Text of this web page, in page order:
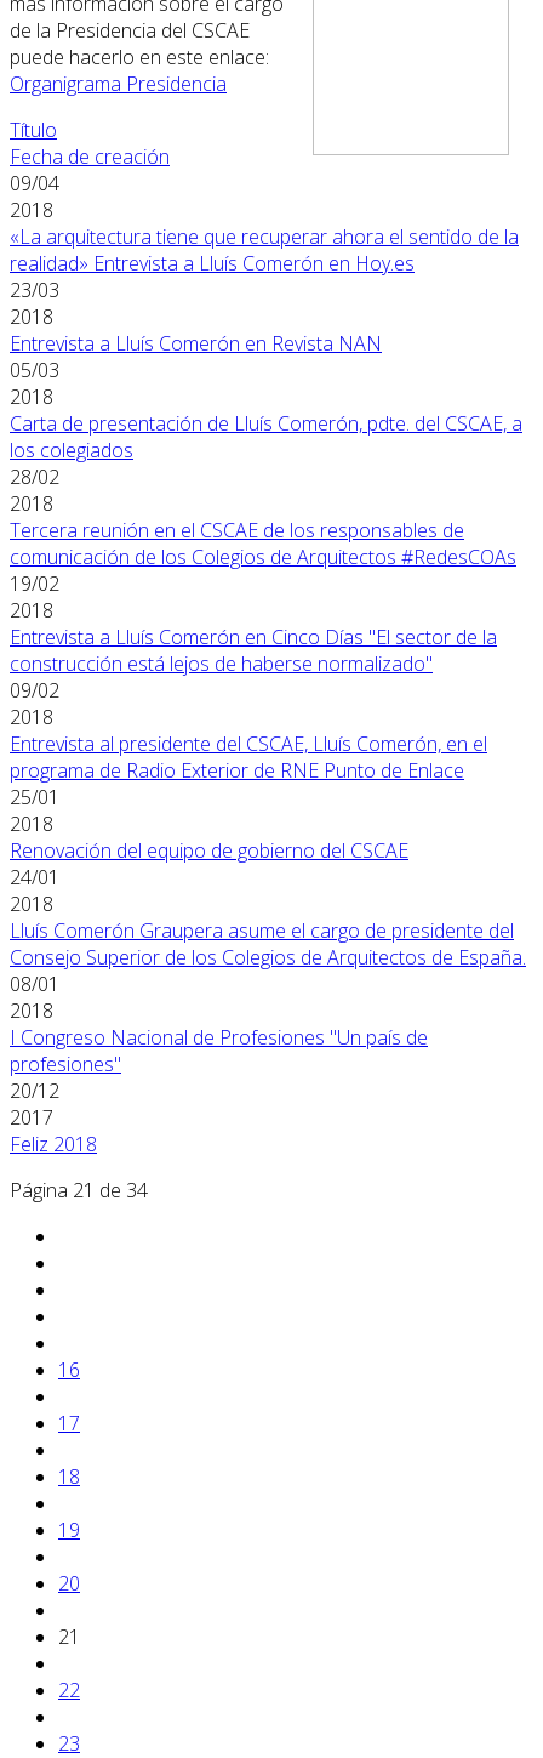
de la Presidencia del CSCAE
puede hacerlo en este enlace:
Organigrama Presidencia
Título
Fecha de creación
09/04
2018
«La arquitectura tiene que recuperar ahora el sentido de la
realidad» Entrevista a Lluís Comerón en Hoy.es
23/03
2018
Entrevista a Lluís Comerón en Revista NAN
05/03
2018
Carta de presentación de Lluís Comerón, pdte. del CSCAE, a
los colegiados
28/02
2018
Tercera reunión en el CSCAE de los responsables de
comunicación de los Colegios de Arquitectos #RedesCOAs
19/02
2018
Entrevista a Lluís Comerón en Cinco Días "El sector de la
construcción está lejos de haberse normalizado"
09/02
2018
Entrevista al presidente del CSCAE, Lluís Comerón, en el
programa de Radio Exterior de RNE Punto de Enlace
25/01
2018
Renovación del equipo de gobierno del CSCAE
24/01
2018
Lluís Comerón Graupera asume el cargo de presidente del
Consejo Superior de los Colegios de Arquitectos de España.
08/01
2018
I Congreso Nacional de Profesiones "Un país de
profesiones"
20/12
2017
Feliz 2018
Página 21 de 34
16
17
18
19
20
21
22
23